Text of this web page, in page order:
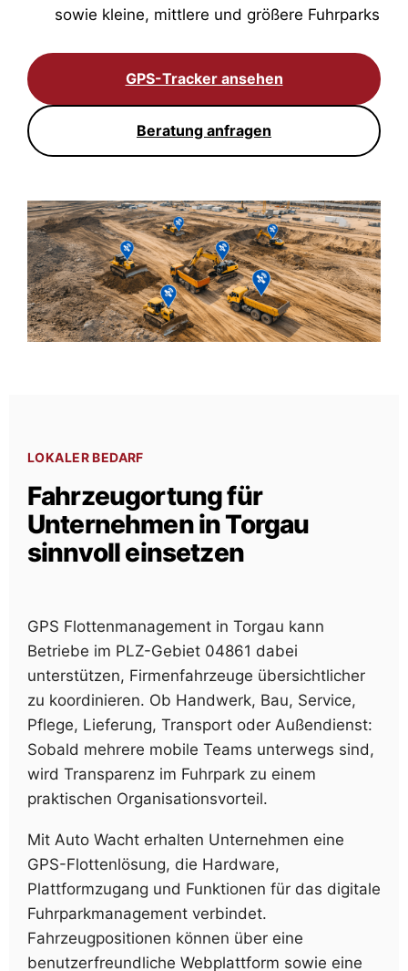
sowie kleine, mittlere und größere Fuhrparks
GPS-Tracker ansehen
Beratung anfragen
LOKALER BEDARF
Fahrzeugortung für
Unternehmen in Torgau
sinnvoll einsetzen
GPS Flottenmanagement in Torgau kann
Betriebe im PLZ-Gebiet 04861 dabei
unterstützen, Firmenfahrzeuge übersichtlicher
zu koordinieren. Ob Handwerk, Bau, Service,
Pflege, Lieferung, Transport oder Außendienst:
Sobald mehrere mobile Teams unterwegs sind,
wird Transparenz im Fuhrpark zu einem
praktischen Organisationsvorteil.
Mit Auto Wacht erhalten Unternehmen eine
GPS-Flottenlösung, die Hardware,
Plattformzugang und Funktionen für das digitale
Fuhrparkmanagement verbindet.
Fahrzeugpositionen können über eine
benutzerfreundliche Webplattform sowie eine